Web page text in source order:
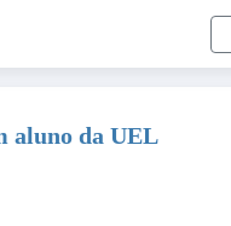
aluno da UEL